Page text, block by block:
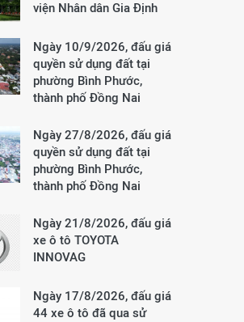
viện Nhân dân Gia Định
Ngày 10/9/2026, đấu giá
quyền sử dụng đất tại
phường Bình Phước,
thành phố Đồng Nai
Ngày 27/8/2026, đấu giá
quyền sử dụng đất tại
phường Bình Phước,
thành phố Đồng Nai
Ngày 21/8/2026, đấu giá
xe ô tô TOYOTA
INNOVAG
Ngày 17/8/2026, đấu giá
44 xe ô tô đã qua sử